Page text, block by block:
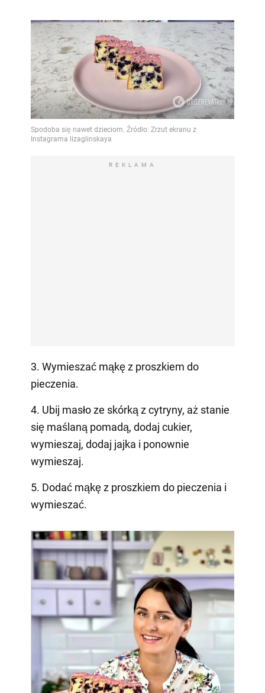
REKLAMA
3. Wymieszać mąkę z proszkiem do
pieczenia.
4. Ubij masło ze skórką z cytryny, aż stanie
się maślaną pomadą, dodaj cukier,
wymieszaj, dodaj jajka i ponownie
wymieszaj.
5. Dodać mąkę z proszkiem do pieczenia i
wymieszać.